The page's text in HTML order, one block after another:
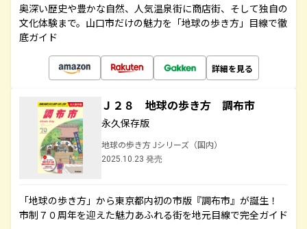
奥深い歴史や豊かな自然、人気温泉街に商店街、そして独自の
文化体験まで。山口市だけの魅力を「地球の歩き方」目線で徹
底ガイド
詳細を見る
Ｊ２８ 地球の歩き方 調布市
永久保存版
地球の歩き方 Jシリーズ（国内）
2025.10.23 発売
「地球の歩き方」から東京都内初の市版『調布市』が誕生！
市制７０周年を迎えた魅力あふれる街を地元目線で完全ガイド